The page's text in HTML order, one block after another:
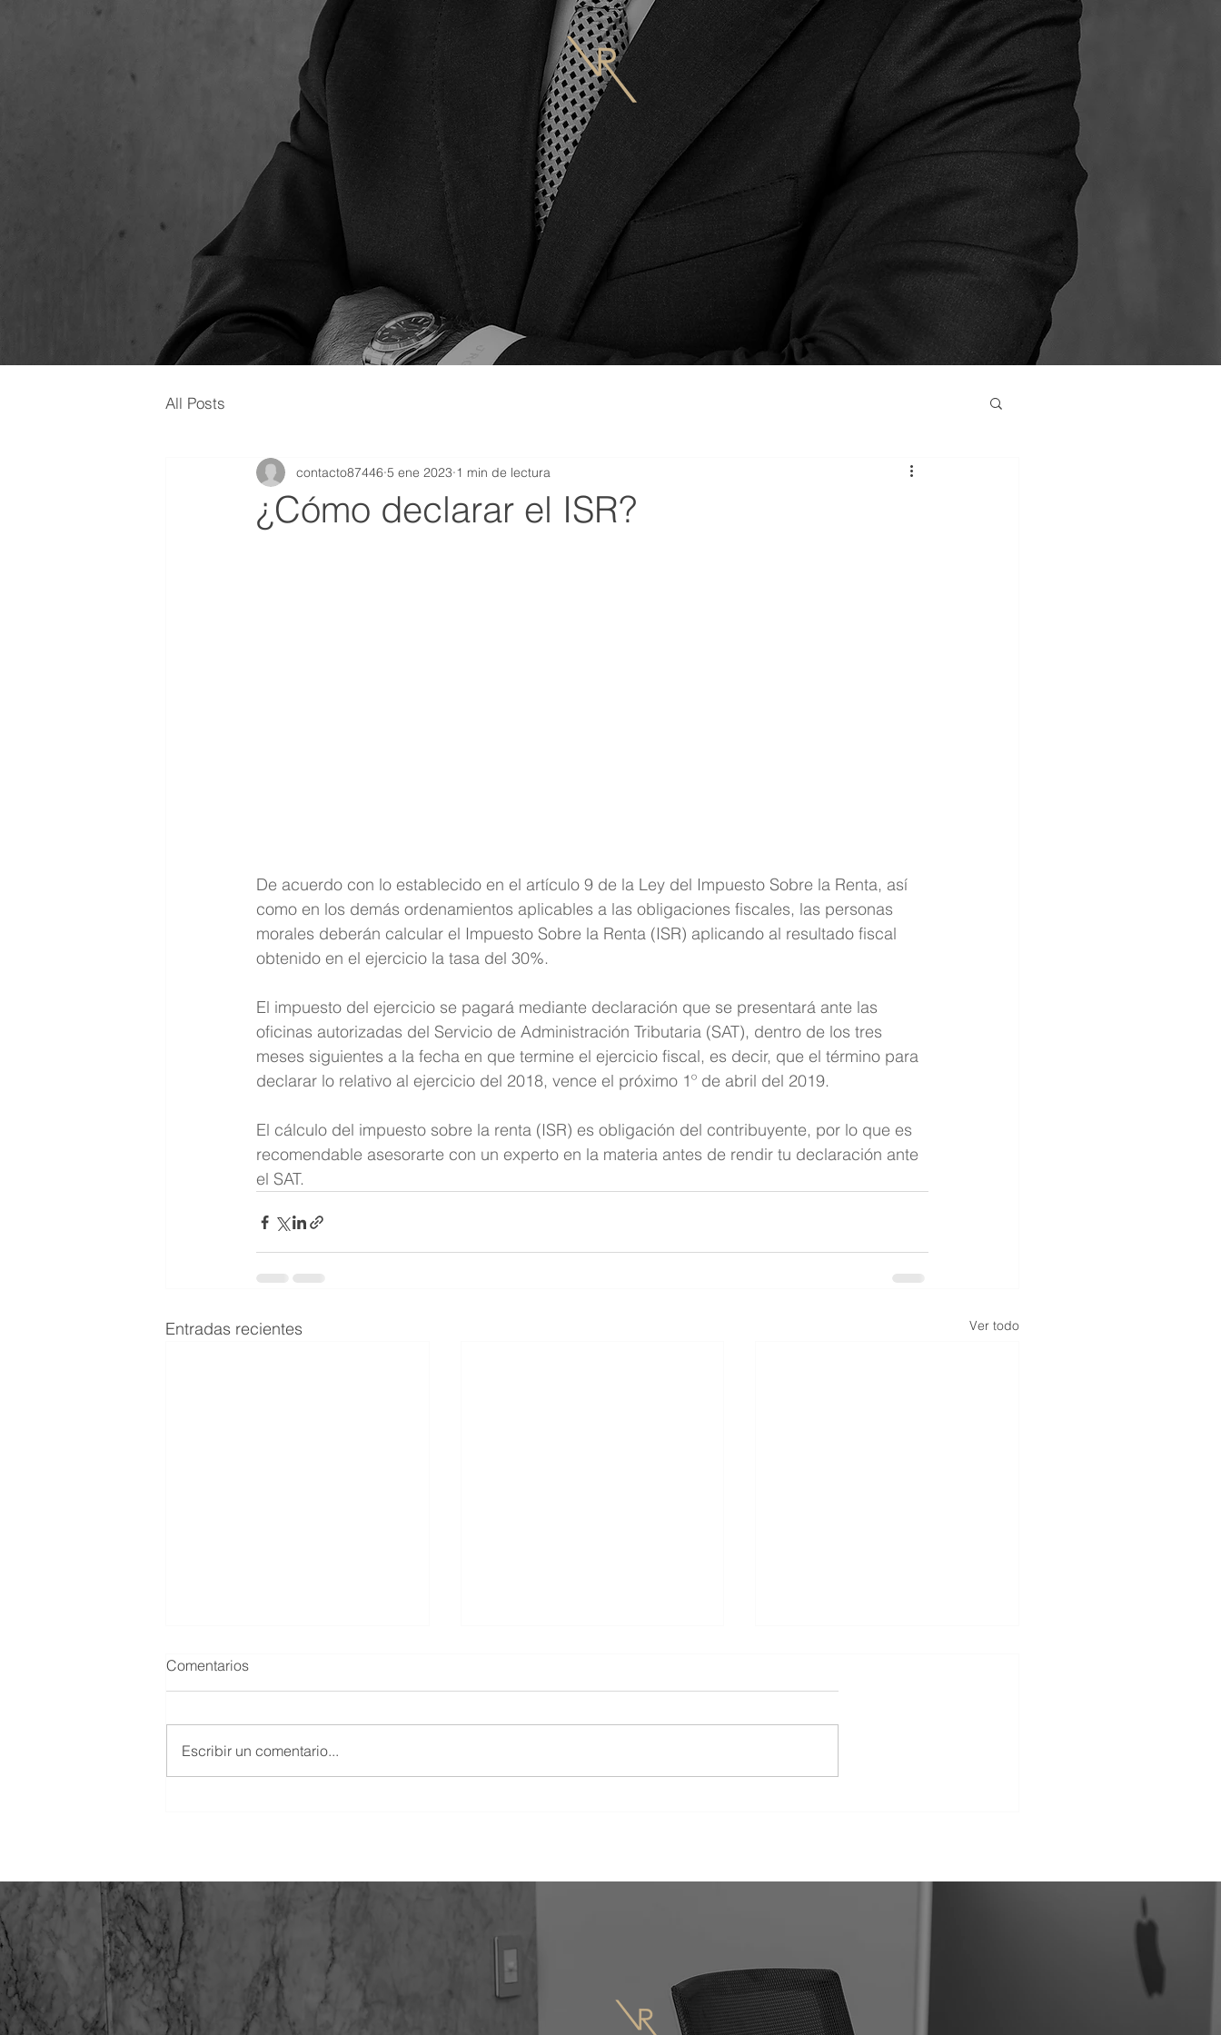
All Posts
¿Cómo declarar el ISR?
contacto87446 5 ene 2023 1 min de lectura
De acuerdo con lo establecido en el artículo 9 de la Ley del Impuesto Sobre la Renta, así
como en los demás ordenamientos aplicables a las obligaciones fiscales, las personas
morales deberán calcular el Impuesto Sobre la Renta (ISR) aplicando al resultado fiscal
obtenido en el ejercicio la tasa del 30%.
El impuesto del ejercicio se pagará mediante declaración que se presentará ante las
oficinas autorizadas del Servicio de Administración Tributaria (SAT), dentro de los tres
meses siguientes a la fecha en que termine el ejercicio fiscal, es decir, que el término para
declarar lo relativo al ejercicio del 2018, vence el próximo 1º de abril del 2019.
El cálculo del impuesto sobre la renta (ISR) es obligación del contribuyente, por lo que es
recomendable asesorarte con un experto en la materia antes de rendir tu declaración ante
el SAT.
Entradas recientes Ver todo
Comentarios
Escribir un comentario...